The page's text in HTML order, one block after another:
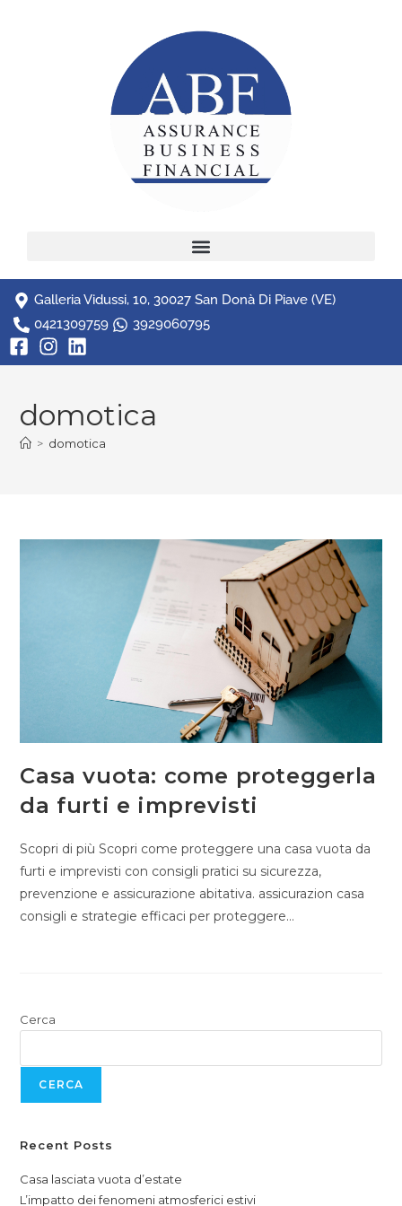
Galleria Vidussi, 10, 30027 San Donà Di Piave (VE)
0421309759
3929060795
domotica
> domotica
Casa vuota: come proteggerla
da furti e imprevisti
Scopri di più Scopri come proteggere una casa vuota da
furti e imprevisti con consigli pratici su sicurezza,
prevenzione e assicurazione abitativa. assicurazion casa
consigli e strategie efficaci per proteggere…
Cerca
CERCA
Recent Posts
Casa lasciata vuota d’estate
L’impatto dei fenomeni atmosferici estivi